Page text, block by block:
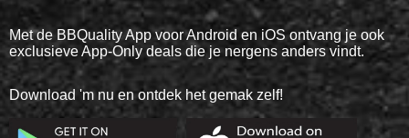
Met de BBQuality App voor Android en iOS ontvang je ook
exclusieve App-Only deals die je nergens anders vindt.
Download 'm nu en ontdek het gemak zelf!